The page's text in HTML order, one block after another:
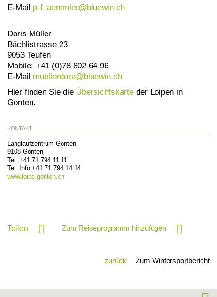
E-Mail p-f.laemmler@bluewin.ch
Doris Müller
Bächlistrasse 23
9053 Teufen
Mobile: +41 (0)78 802 64 96
E-Mail muellerdora@bluewin.ch
Hier finden Sie die Übersichtskarte der Loipen in
Gonten.
KONTAKT
Langlaufzentrum Gonten
9108 Gonten
Tel. +41 71 794 11 11
Tel. Info +41 71 794 14 14
www.loipe-gonten.ch
Teilen Zum Reiseprogramm hinzufügen
zurück Zum Wintersportbericht